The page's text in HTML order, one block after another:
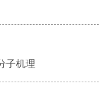
子机理